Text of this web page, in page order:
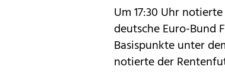
Um 17:30 Uhr
deutsche Euro-Bund
Basispunkte unter
notierte der